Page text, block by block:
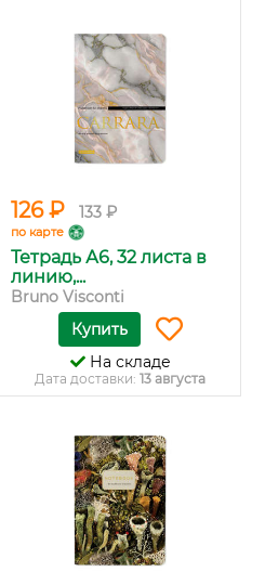
126 ₽ 133 ₽
по карте
Тетрадь А6, 32 листа в
линию,...
Bruno Visconti
Купить
На складе
Дата доставки: 13 августа